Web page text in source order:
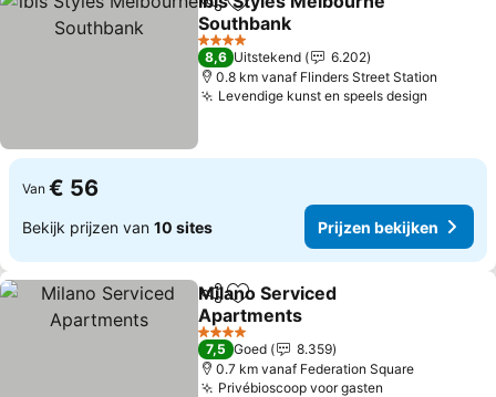
DelenToevoegen aan favorieten
Southbank
Prijzen bekijken
4 Sterren
8,6 Uitstekend
6.202
0.8 km vanaf Flinders Street Station
Levendige kunst en speels design
Van € 56
Bekijk prijzen van 10 sites Prijzen bekijken
DelenToevoegen aan favorieten
Milano Serviced
Apartments
Prijzen bekijken
4 Sterren
7,5 Goed
8.359
0.7 km vanaf Federation Square
Privébioscoop voor gasten